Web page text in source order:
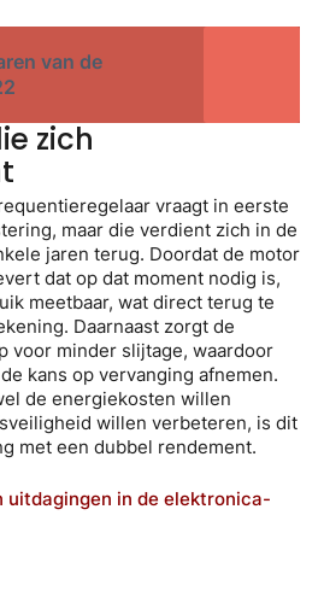
van de
zich
vraagt in eerste
maar die verdient zich in de
jaren terug. Doordat de motor
dat op dat moment nodig is,
meetbaar, wat direct terug te
Daarnaast zorgt de
voor minder slijtage, waardoor
kans op vervanging afnemen.
de energiekosten willen
willen verbeteren, is dit
met een dubbel rendement.
uitdagingen in de elektronica-